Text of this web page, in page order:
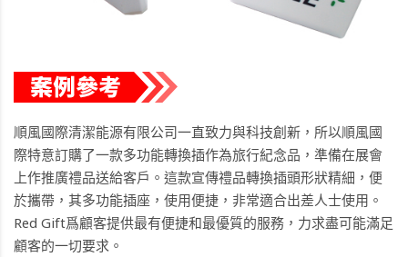
順風國際清潔能源有限公司一直致力與科技創新，所以順風國
際特意訂購了一款多功能轉換插作為旅行紀念品，準備在展會
上作推廣禮品送給客戶。這款宣傳禮品轉換插頭形狀精細，便
於攜帶，其多功能插座，使用便捷，非常適合出差人士使用。
Red Gift爲顧客提供最有便捷和最優質的服務，力求盡可能滿足
顧客的一切要求。